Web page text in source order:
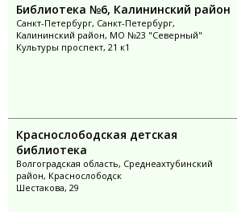
Библиотека №6, Калининский район
Санкт-Петербург, Санкт-Петербург,
Калининский район, МО №23 "Северный"
Культуры проспект, 21 к1
Краснослободская детская
библиотека
Волгоградская область, Среднеахтубинский
район, Краснослободск
Шестакова, 29